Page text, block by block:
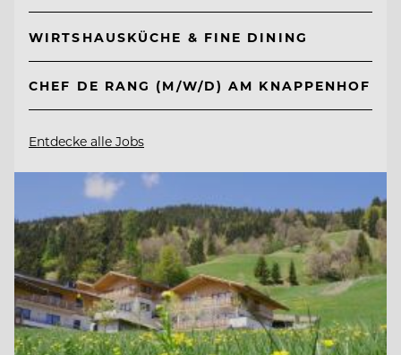
WIRTSHAUSKÜCHE & FINE DINING
CHEF DE RANG (M/W/D) AM KNAPPENHOF
Entdecke alle Jobs